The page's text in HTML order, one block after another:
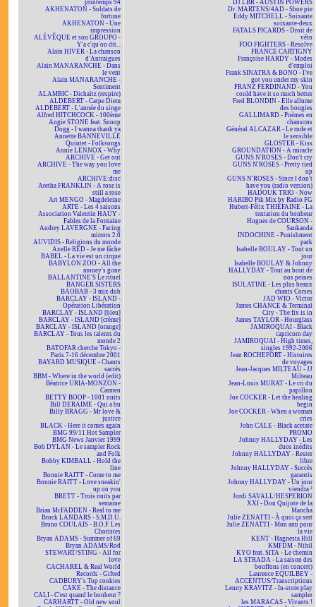
printemps 94
AKHENATON - Soldats de
fortune
AKHENATON - Une
impression
ALÉVÊQUE et son GROUPO -
Y'a c'qu'on dit...
Alain HIVER - La chanson
d'Antraigues
Alain MANARANCHE - Dans
le vent
Alain MANARANCHE -
Sentiment
ALAMBIC - Dichaïtz (respire)
ALDEBERT - Carpe Diem
ALDEBERT - L'année du singe
Alfred HITCHCOCK - 100ème
Angie STONE feat. Snoop
Dogg - I wanna thank ya
Annette BANNEVILLE
Quintet - Folksongs
Annie LENNOX - Why
ARCHIVE - Get out
ARCHIVE - The way you love
me
ARCHIVE:disc
Aretha FRANKLIN - A rose is
still a rose
Art MENGO - Magdeleine
ARTE - Les 4 saisons
Association Valentin HAÜY -
Fables de la Fontaine
Audrey LAVERGNE - Facing
mirrors 2.0
AUVIDIS - Religions du monde
Axelle RED - Je me fâche
BABEL - La vie est un cirque
BABYLON ZOO - All the
money's gone
BALLANTINE'S Le rituel
BANGER SISTERS
BAOBAB - 3 mix dub
BARCLAY - ISLAND -
Opération Libération
BARCLAY - ISLAND [bleu]
BARCLAY - ISLAND [crème]
BARCLAY - ISLAND [orange]
BARCLAY - Tous les talents du
monde 2
BATOFAR cherche Tokyo -
Paris 7-16 décembre 2001
BAYARD MUSIQUE - Chants
sacrés
BBM - Where in the world (edit)
Béatrice URIA-MONZON -
Carmen
BETTY BOOP - 1001 nuits
Bill DERAIME - Qui a bu
Billy BRAGG - Mr love &
justice
BLACK - Here it comes again
BMG 99/11 Hot Sampler
BMG News Janvier 1999
Bob DYLAN - Le sampler Rock
and Folk
Bobby KIMBALL - Hold the
line
Bonnie RAITT - Come to me
Bonnie RAITT - Love sneakin'
up on you
BRETT - Trois nuits par
semaine
Brian McFADDEN - Real to me
Brock LANDARS - S.M.D.U.
Bruno COULAIS - B.O.F. Les
Choristes
Bryan ADAMS - Summer of 69
Bryan ADAMS/Rod
STEWART/STING - All for
love
CACHAREL & Real World
Records - Gifted
CADBURY's Top cookies
CAKE - The distance
CALI - C'est quand le bonheur ?
CARHARTT - Old new soul
DJ LBR - AUSTIN POWERS
Dr. MARTENS/4AD - Shoe pie
Eddy MITCHELL - Soixante
soixante-deux
FATALS PICARDS - Droit de
véto
FOO FIGHTERS - Resolve
FRANCE CARTIGNY
Françoise HARDY - Modes
d'emploi
Frank SINATRA & BONO - I've
got you under my skin
FRANZ FERDINAND - You
could have it so much better
Fred BLONDIN - Elle allume
des bougies
GALLIMARD - Poèmes en
chansons
Général ALCAZAR - Le rude et
le sensible
GLOSTER - Kiss
GROUNDATION - A miracle
GUNS N'ROSES - Don't cry
GUNS N'ROSES - Pretty tied
up
GUNS N'ROSES - Since I don't
have you (radio version)
HADOUK TRIO - Now
HARIBO Pik Mix by Radio FG
Hubert-Félix THIÉFAINE - La
tentation du bonheur
Hugues de COURSON -
Sankanda
INDOCHINE - Punishment
park
Isabelle BOULAY - Tout un
jour
Isabelle BOULAY & Johnny
HALLYDAY - Tout au bout de
nos peines
ISULATINE - Les plus beaux
chants Corses
JAD WIO - Victor
James CHANCE & Terminal
City - The fix is in
James TAYLOR - Hourglass
JAMIROQUAI - Black
capricorn day
JAMIROQUAI - High times,
singles 1992-2006
Jean ROCHEFORT - Histoires
de voyages
Jean-Jacques MILTEAU - JJ
Milteau
Jean-Louis MURAT - Le cri du
papillon
Joe COCKER - Let the healing
begin
Joe COCKER - When a woman
cries
John CALE - Black acetate
PROMO
Johnny HALLYDAY - Les
duos inédits
Johnny HALLYDAY - Rester
libre
Johnny HALLYDAY - Succès
garantis
Johnny HALLYDAY - Un jour
viendra ²
Jordi SAVALL/HESPERION
XXI - Don Quijote de la
Mancha
Julie ZENATTI - À quoi ça sert
Julie ZENATTI - Mon ami pour
la vie
KENT - Hagnesta Hill
KMFDM - Nihil
KYO feat. SITA - Le chemin
LA STRADA - La saison des
bouffons (en concert)
Laurence EQUILBEY -
ACCENTUS/Transcriptions
Lenny KRAVITZ - In-store play
sampler
les MARACAS - Vivants !